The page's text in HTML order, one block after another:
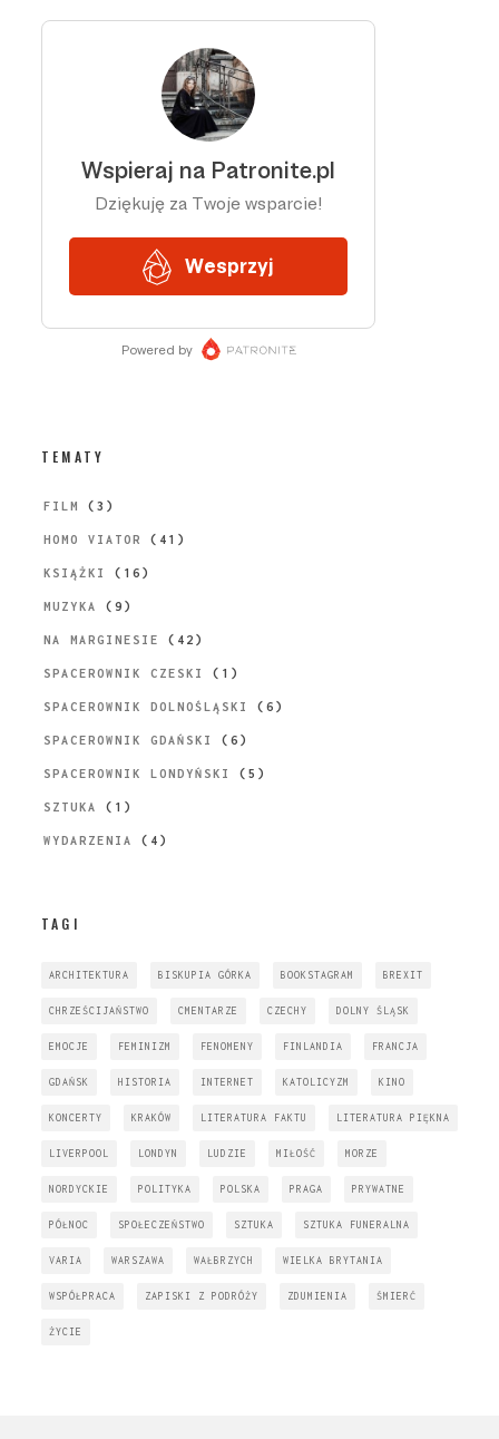
TEMATY
FILM (3)
HOMO VIATOR (41)
KSIĄŻKI (16)
MUZYKA (9)
NA MARGINESIE (42)
SPACEROWNIK CZESKI (1)
SPACEROWNIK DOLNOŚLĄSKI (6)
SPACEROWNIK GDAŃSKI (6)
SPACEROWNIK LONDYŃSKI (5)
SZTUKA (1)
WYDARZENIA (4)
TAGI
ARCHITEKTURA BISKUPIA GÓRKA BOOKSTAGRAM BREXIT
CHRZEŚCIJAŃSTWO CMENTARZE CZECHY DOLNY ŚLĄSK
EMOCJE FEMINIZM FENOMENY FINLANDIA FRANCJA
GDAŃSK HISTORIA INTERNET KATOLICYZM KINO
KONCERTY KRAKÓW LITERATURA FAKTU LITERATURA PIĘKNA
LIVERPOOL LONDYN LUDZIE MIŁOŚĆ MORZE
NORDYCKIE POLITYKA POLSKA PRAGA PRYWATNE
PÓŁNOC SPOŁECZEŃSTWO SZTUKA SZTUKA FUNERALNA
VARIA WARSZAWA WAŁBRZYCH WIELKA BRYTANIA
WSPÓŁPRACA ZAPISKI Z PODRÓŻY ZDUMIENIA ŚMIERĆ
ŻYCIE